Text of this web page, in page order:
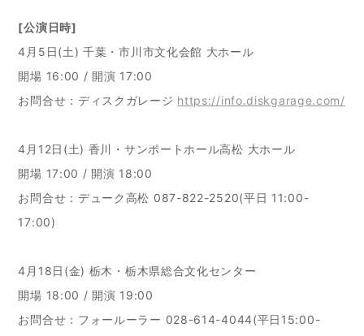
[公演日時]
4月5日(土) 千葉・市川市文化会館 大ホール
開場 16:00 / 開演 17:00
お問合せ：ディスクガレージ https://info.diskgarage.com/
4月12日(土) 香川・サンポートホール高松 大ホール
開場 17:00 / 開演 18:00
お問合せ：デューク高松 087-822-2520(平日 11:00-
17:00)
4月18日(金) 栃木・栃木県総合文化センター
開場 18:00 / 開演 19:00
お問合せ：フォールーラー 028-614-4044(平日15:00-